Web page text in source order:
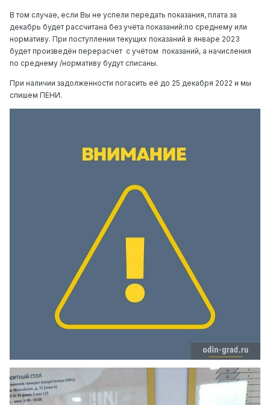
В том случае, если Вы не успели передать показания, плата за
декабрь будет рассчитана без учёта показаний:по среднему или
нормативу. При поступлении текущих показаний в январе 2023
будет произведён перерасчет с учётом показаний, а начисления
по среднему /нормативу будут списаны.
При наличии задолженности погасить её до 25 декабря 2022 и мы
спишем ПЕНИ.